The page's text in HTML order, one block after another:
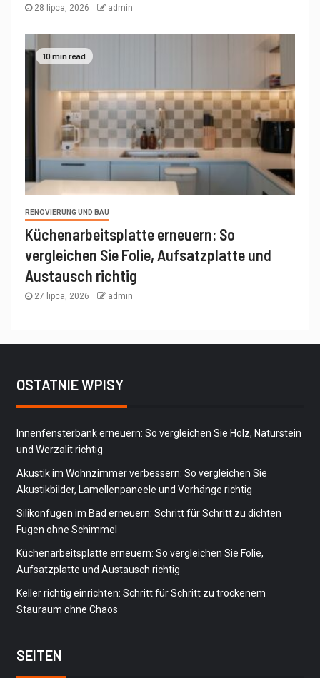
28 lipca, 2026 admin
10 min read
RENOVIERUNG UND BAU
Küchenarbeitsplatte erneuern: So
vergleichen Sie Folie, Aufsatzplatte und
Austausch richtig
27 lipca, 2026 admin
OSTATNIE WPISY
Innenfensterbank erneuern: So vergleichen Sie Holz, Naturstein
und Werzalit richtig
Akustik im Wohnzimmer verbessern: So vergleichen Sie
Akustikbilder, Lamellenpaneele und Vorhänge richtig
Silikonfugen im Bad erneuern: Schritt für Schritt zu dichten
Fugen ohne Schimmel
Küchenarbeitsplatte erneuern: So vergleichen Sie Folie,
Aufsatzplatte und Austausch richtig
Keller richtig einrichten: Schritt für Schritt zu trockenem
Stauraum ohne Chaos
SEITEN